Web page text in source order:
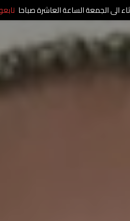
الى الجمعة الساعة العاشرة صباحا